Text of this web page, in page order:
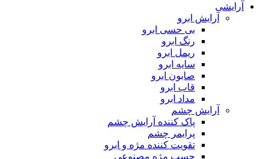
آرایشی
آرایش ابرو
بی حسی ابرو
رنگ ابرو
ریمل ابرو
سایه ابرو
صابون ابرو
قاب ابرو
مداد ابرو
آرایش چشم
پاک کننده آرایش چشم
پرایمر چشم
تقویت کننده مژه و ابرو
چسب مژه مصنوعی